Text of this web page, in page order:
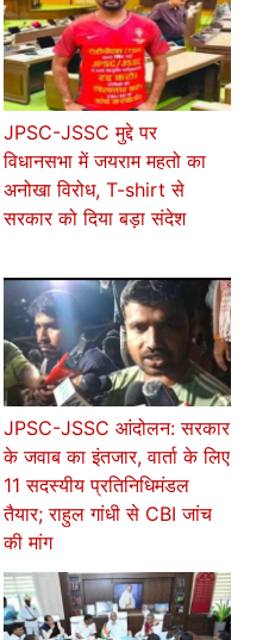
JPSC-JSSC मुद्दे पर
विधानसभा में जयराम महतो का
अनोखा विरोध, T-shirt से
सरकार को दिया बड़ा संदेश
JPSC-JSSC आंदोलन: सरकार
के जवाब का इंतजार, वार्ता के लिए
11 सदस्यीय प्रतिनिधिमंडल
तैयार; राहुल गांधी से CBI जांच
की मांग